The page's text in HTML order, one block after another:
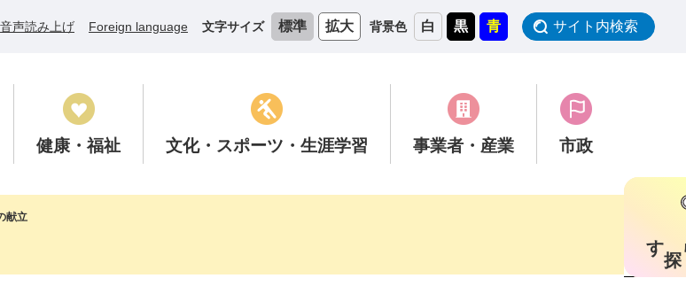
音声読み上げ Foreign language 文字サイズ 標準 拡大 背景色 白 黒 青 サイト内検索
健康 ・福祉 文化・スポーツ ・生涯学習 事業者 ・産業 市政
す
献立